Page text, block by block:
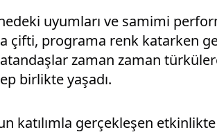
çifti, programa renk katarken
zaman zaman
birlikte yaşadı.